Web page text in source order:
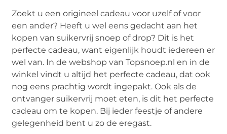
Zoekt u een origineel cadeau voor uzelf of voor
een ander? Heeft u wel eens gedacht aan het
kopen van suikervrij snoep of drop? Dit is het
perfecte cadeau, want eigenlijk houdt iedereen er
wel van. In de webshop van Topsnoep.nl en in de
winkel vindt u altijd het perfecte cadeau, dat ook
nog eens prachtig wordt ingepakt. Ook als de
ontvanger suikervrij moet eten, is dit het perfecte
cadeau om te kopen. Bij ieder feestje of andere
gelegenheid bent u zo de eregast.